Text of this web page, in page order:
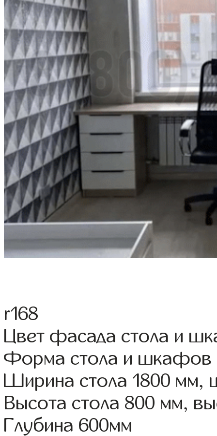
r168
Цвет фасада стола и
Форма стола и шкафов
Ширина стола 1800
Высота стола 800 мм,
Глубина 600мм